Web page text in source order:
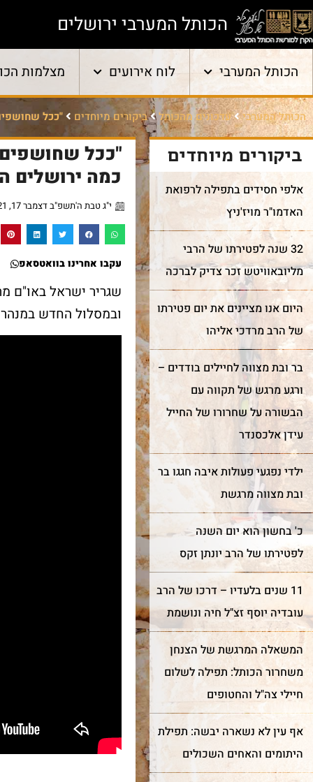
הכותל המערבי ירושלים
הכותל המערבי לוח אירועים מצלמות
הכותל המערבי עדכונים מהכותל ביקורים מיוחדים "ככל
ביקורים מיוחדים
אלפי חסידים בתפילה לרפואת
האדמו"ר מויז'ניץ
32 שנה לפטירתו של הרבי
מליובאוויטש זכר צדיק לברכה
היום אנו מציינים את יום פטירתו
של הרב מרדכי אליהו
בר ובת מצווה לחיילים בודדים –
ורגע מרגש של תקווה עם
הבשורה על שחרורו של החייל
עידן אלכסנדר
ילדי נפגעי פעולות איבה חגגו בר
ובת מצווה מרגשת
כ' בחשון הוא יום השנה
לפטירתו של הרב יונתן זקס
11 שנים בלעדיו – דרכו של הרב
עובדיה יוסף זצ"ל חיה ונושמת
המשאלה המרגשת של הצנחן
משחרור הכותל: תפילה לשלום
חיילי צה"ל והחטופים
אף עין לא נשארה יבשה: תפילת
היתומים והאחים השכולים
"ככל שחושפים
כמה ירושלים
י"ג טבת ה'תשפ"ב דצמבר 17, 2021
עקבו אחרינו בוואטסאפ
שגריר ישראל באו"ם
ובמסלול החדש